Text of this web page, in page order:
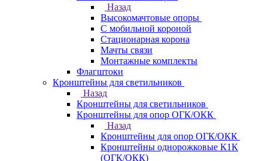
Назад
Высокомачтовые опоры
С мобильной короной
Стационарная корона
Мачты связи
Монтажные комплекты
Флагштоки
Кронштейны для светильников
Назад
Кронштейны для светильников
Кронштейны для опор ОГК/ОКК
Назад
Кронштейны для опор ОГК/ОКК
Кронштейны однорожковые К1К
(ОГК/ОКК)